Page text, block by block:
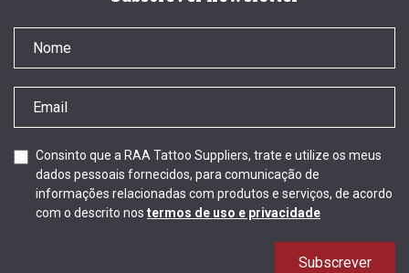
Consinto que a RAA Tattoo Suppliers, trate e utilize os meus
dados pessoais fornecidos, para comunicação de
informações relacionadas com produtos e serviços, de acordo
com o descrito nos termos de uso e privacidade
Subscrever